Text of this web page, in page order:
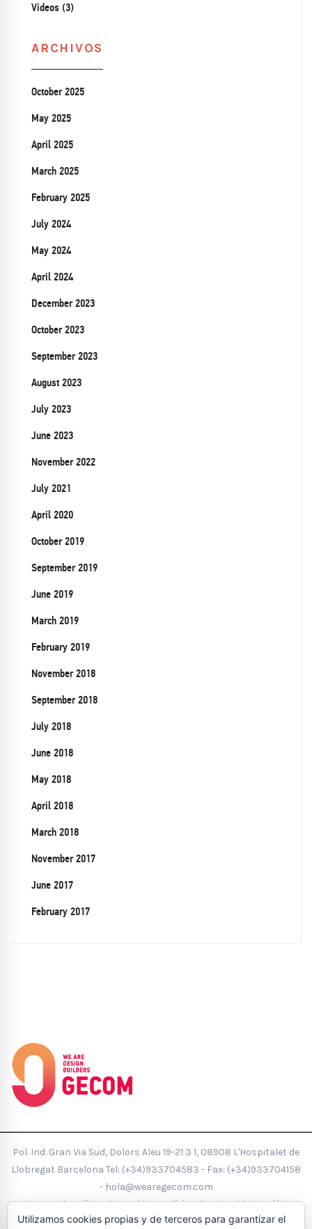
Videos (3)
ARCHIVOS
October 2025
May 2025
April 2025
March 2025
February 2025
July 2024
May 2024
April 2024
December 2023
October 2023
September 2023
August 2023
July 2023
June 2023
November 2022
July 2021
April 2020
October 2019
September 2019
June 2019
March 2019
February 2019
November 2018
September 2018
July 2018
June 2018
May 2018
April 2018
March 2018
November 2017
June 2017
February 2017
Pol. Ind. Gran Via Sud, Dolors Aleu 19-21 3 1, 08908 L'Hospitalet de
Llobregat Barcelona Tel: (+34)933704583 - Fax: (+34)933704158
- hola@wearegecom.com
Aviso Legal Política de Cookies Política de Privacidad Política
de calidad
Utilizamos cookies propias y de terceros para garantizar el